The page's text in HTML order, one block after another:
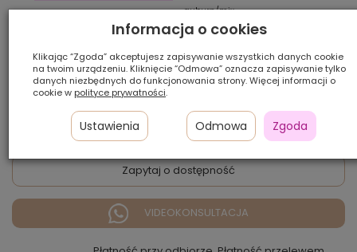
auburn/mix
Ilość szt.:
750,00 zł
Zapytaj o dostępność
VIDEOKONSULTACJA
Informacja o cookies
Klikając “Zgoda” akceptujesz zapisywanie wszystkich danych cookie
na twoim urządzeniu. Kliknięcie “Odmowa” oznacza zapisywanie tylko
danych niezbędnych do funkcjonowania strony. Więcej informacji o
cookie w polityce prywatności.
Ustawienia Odmowa Zgoda